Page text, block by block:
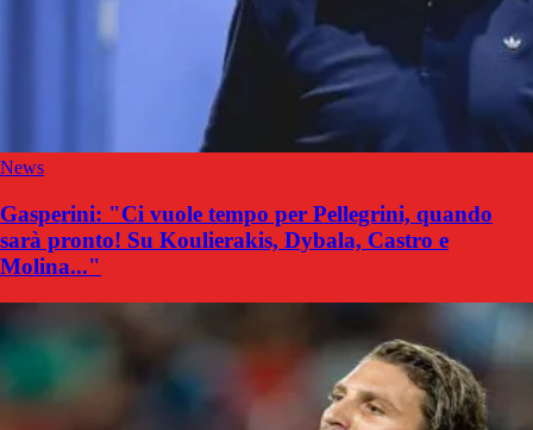
News
Gasperini: "Ci vuole tempo per Pellegrini, quando
sarà pronto! Su Koulierakis, Dybala, Castro e
Molina..."